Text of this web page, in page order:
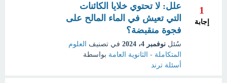
1
إجابة
علل: لا تحتوي خلايا الكائنات
التي تعيش في الماء المالح على
فجوة منقبضة؟
سُئل نوفمبر 4، 2024 في تصنيف
العلوم
المتكاملة - الثانوية العامة بواسطة
أسئلة ترند